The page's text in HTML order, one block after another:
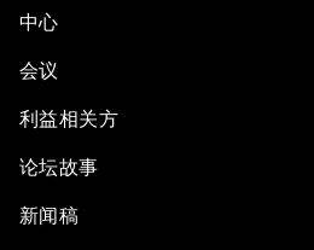
中心
会议
利益相关方
论坛故事
新闻稿